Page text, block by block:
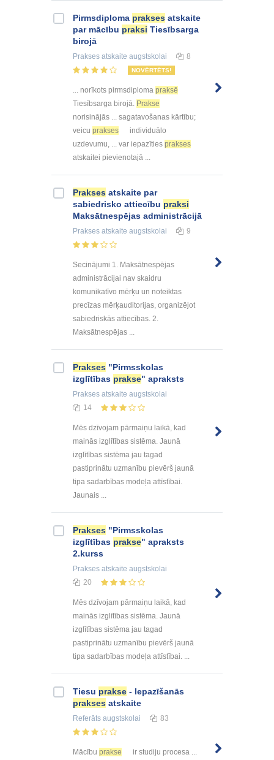
Pirmsdiploma prakses atskaite
par mācību praksi Tiesībsarga
birojā
Prakses atskaite augstskolai 8
NOVĒRTĒTS!
... norīkots pirmsdiploma praksē
Tiesībsarga birojā. Prakse
norisinājās ... sagatavošanas kārtību;
veicu prakses
individuālo
uzdevumu, ... var iepazīties prakses
atskaitei pievienotajā ...
Prakses atskaite par
sabiedrisko attiecību praksi
Maksātnespējas administrācijā
Prakses atskaite augstskolai 9
Secinājumi 1. Maksātnespējas
administrācijai nav skaidru
komunikatīvo mērķu un noteiktas
precīzas mērķauditorijas, organizējot
sabiedriskās attiecības. 2.
Maksātnespējas ...
Prakses "Pirmsskolas
izglītības prakse" apraksts
Prakses atskaite augstskolai
14
Mēs dzīvojam pārmaiņu laikā, kad
mainās izglītības sistēma. Jaunā
izglītības sistēma jau tagad
pastiprinātu uzmanību pievērš jaunā
tipa sadarbības modeļa attīstībai.
Jaunais ...
Prakses "Pirmsskolas
izglītības prakse" apraksts
2.kurss
Prakses atskaite augstskolai
20
Mēs dzīvojam pārmaiņu laikā, kad
mainās izglītības sistēma. Jaunā
izglītības sistēma jau tagad
pastiprinātu uzmanību pievērš jaunā
tipa sadarbības modeļa attīstībai. ...
Tiesu prakse - Iepazīšanās
prakses atskaite
Referāts augstskolai 83
Mācību prakse
ir studiju procesa ...